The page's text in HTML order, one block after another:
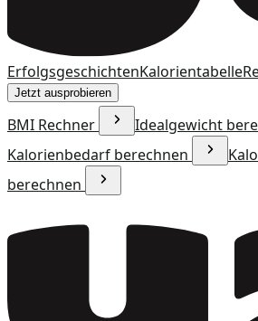
ErfolgsgeschichtenKalorientabelle
Jetzt ausprobieren
BMI Rechner
Idealgewicht
Kalorienbedarf berechnen
berechnen